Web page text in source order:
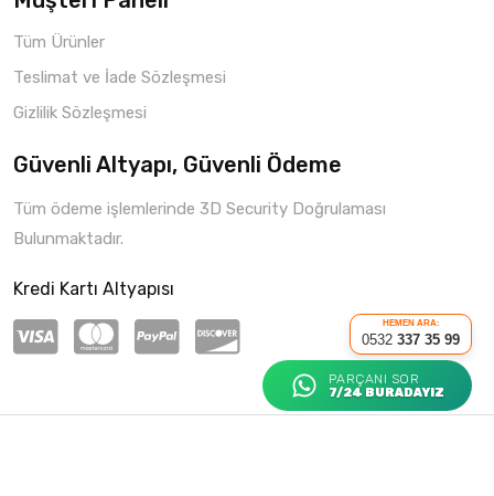
HEMEN ARA:
0532 337 35 99
PARÇANI SOR
7/24 BURADAYIZ
Tüm Ürünler
Teslimat ve İade Sözleşmesi
Gizlilik Sözleşmesi
Güvenli Altyapı, Güvenli Ödeme
Tüm ödeme işlemlerinde 3D Security Doğrulaması
Bulunmaktadır.
Kredi Kartı Altyapısı